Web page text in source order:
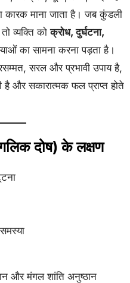
कारक माना जाता है। जब कुंडली
व्यक्ति कोक्रोध, दुर्घटना,
का सामना करना पड़ता है।
सरल और प्रभावी उपाय है,
है और सकारात्मक फल प्राप्त होते
दोष) के लक्षण
और मंगल शांति अनुष्ठान